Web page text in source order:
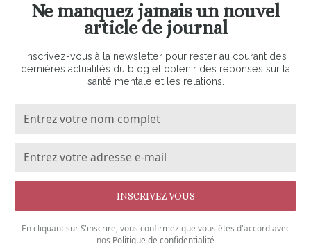
Ne manquez jamais un nouvel
article de journal
Inscrivez-vous à la newsletter pour rester au courant des
dernières actualités du blog et obtenir des réponses sur la
santé mentale et les relations.
En cliquant sur S'inscrire, vous confirmez que vous êtes d'accord avec
nos Politique de confidentialité